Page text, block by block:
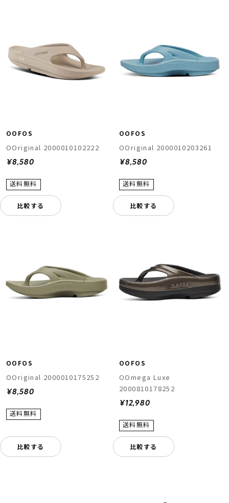
OOFOS
OOriginal 2000010102222
¥8,580
比較する
OOFOS
OOriginal 2000010203261
¥8,580
比較する
OOFOS
OOriginal 2000010175252
¥8,580
比較する
OOFOS
OOmega Luxe
2000810178252
¥12,980
比較する